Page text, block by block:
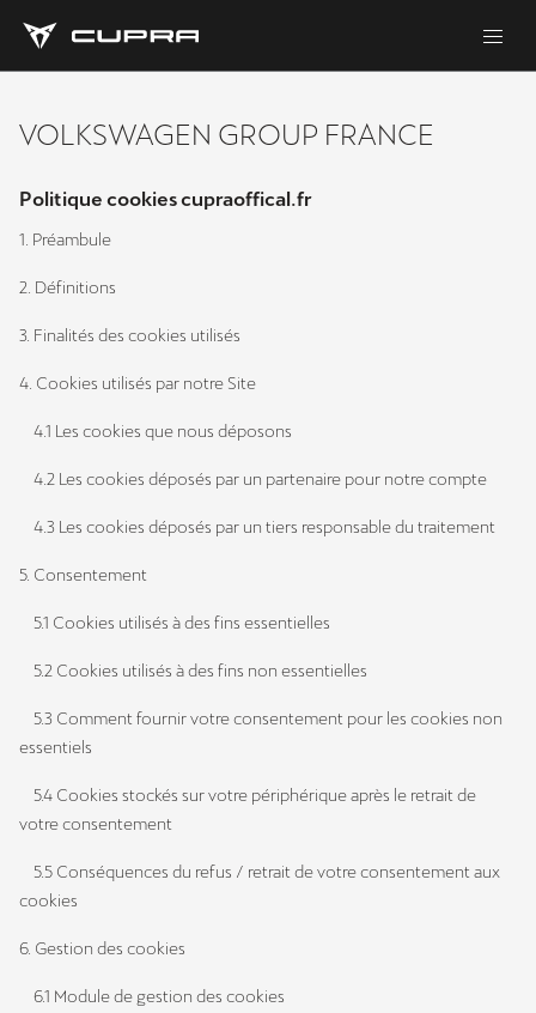
VOLKSWAGEN GROUP FRANCE
Politique cookies cupraoffical.fr
1. Préambule
2. Définitions
3. Finalités des cookies utilisés
4. Cookies utilisés par notre Site
4.1 Les cookies que nous déposons
4.2 Les cookies déposés par un partenaire pour notre compte
4.3 Les cookies déposés par un tiers responsable du traitement
5. Consentement
5.1 Cookies utilisés à des fins essentielles
5.2 Cookies utilisés à des fins non essentielles
5.3 Comment fournir votre consentement pour les cookies non
essentiels
5.4 Cookies stockés sur votre périphérique après le retrait de
votre consentement
5.5 Conséquences du refus / retrait de votre consentement aux
cookies
6. Gestion des cookies
6.1 Module de gestion des cookies